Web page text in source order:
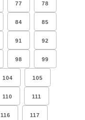
77 78
84 85
91 92
98 99
104 105
110 111
116 117